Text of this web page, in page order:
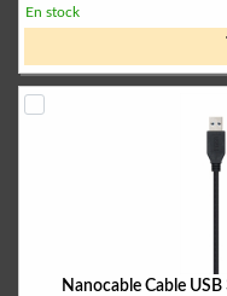
En stock
Nanocable Cable